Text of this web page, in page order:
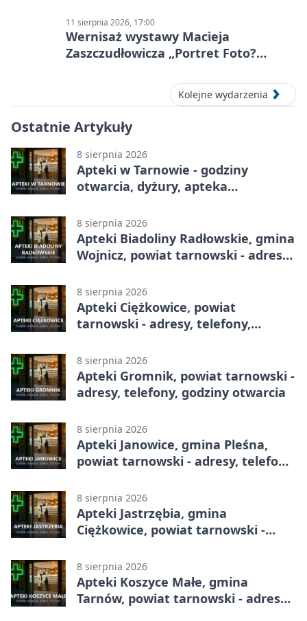
11 sierpnia 2026, 17:00
Wernisaż wystawy Macieja
Zaszczudłowicza „Portret Foto?
Kolejne wydarzenia
Ostatnie Artykuły
8 sierpnia 2026
Apteki w Tarnowie - godziny
otwarcia, dyżury, apteka
8 sierpnia 2026
Apteki Biadoliny Radłowskie, gmina
Wojnicz, powiat tarnowski - adresy,
8 sierpnia 2026
Apteki Ciężkowice, powiat
tarnowski - adresy, telefony,
8 sierpnia 2026
Apteki Gromnik, powiat tarnowski -
adresy, telefony, godziny otwarcia
8 sierpnia 2026
Apteki Janowice, gmina Pleśna,
powiat tarnowski - adresy, telefony,
8 sierpnia 2026
Apteki Jastrzębia, gmina
Ciężkowice, powiat tarnowski -
8 sierpnia 2026
Apteki Koszyce Małe, gmina
Tarnów, powiat tarnowski - adresy,